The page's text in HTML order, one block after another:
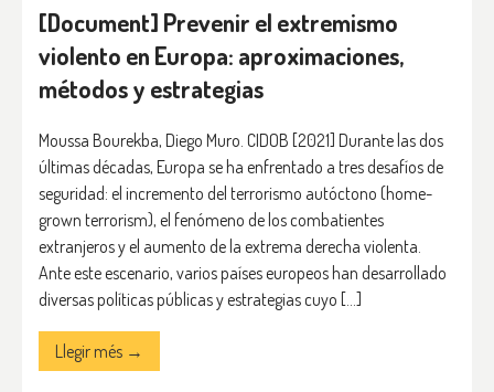
[Document] Prevenir el extremismo
violento en Europa: aproximaciones,
métodos y estrategias
Moussa Bourekba, Diego Muro. CIDOB [2021] Durante las dos
últimas décadas, Europa se ha enfrentado a tres desafíos de
seguridad: el incremento del terrorismo autóctono (home-
grown terrorism), el fenómeno de los combatientes
extranjeros y el aumento de la extrema derecha violenta.
Ante este escenario, varios países europeos han desarrollado
diversas políticas públicas y estrategias cuyo […]
Llegir més →